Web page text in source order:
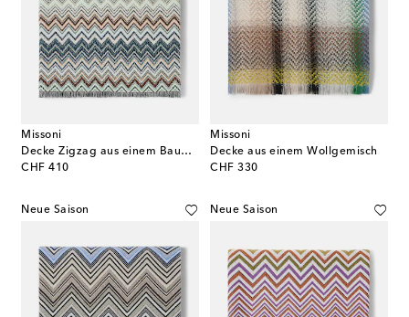
Missoni
Decke Zigzag aus einem Baumwollgemisch
CHF 410
original price
Missoni
Decke aus einem Wollgemisch
CHF 330
original price
Neue Saison Neue Saison